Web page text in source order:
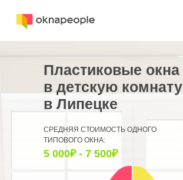
Пластиковые окна
в детскую комнату
в Липецке
СРЕДНЯЯ СТОИМОСТЬ ОДНОГО
ТИПОВОГО ОКНА:
5 000₽ - 7 500₽